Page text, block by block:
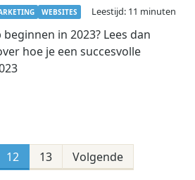
WEBSITES Leestijd: 11 minuten
in 2023? Lees dan
hoe je een succesvolle
12 13 Volgende